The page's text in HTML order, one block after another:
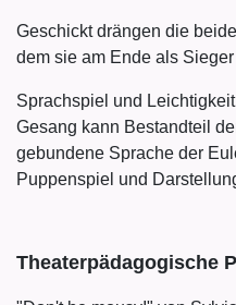
Geschickt drängen die
dem sie am Ende als
Sprachspiel und
Gesang kann Bestandteil
gebundene Sprache der
Puppenspiel und
Theaterpädagogische